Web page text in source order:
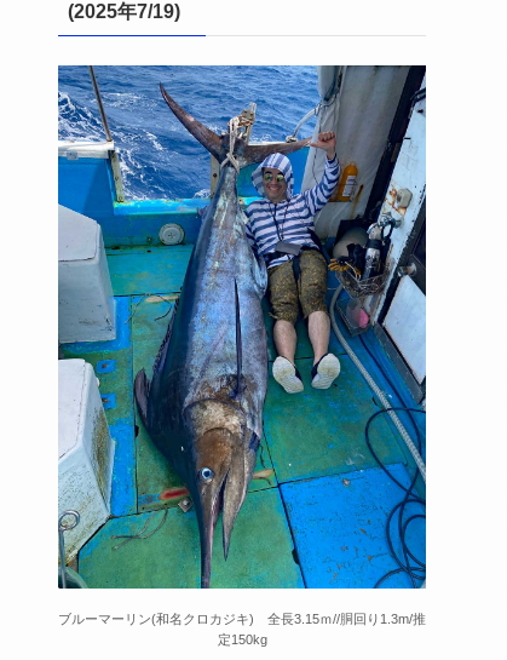
(2025年7/19)
ブルーマーリン(和名クロカジキ) 全長3.15ｍ//胴回り1.3m/推
定150kg